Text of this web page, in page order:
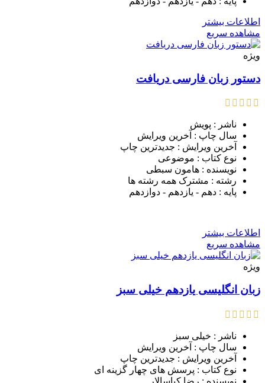
اطلاعات بیشتر
مشاهده سریع
ویژه
دستور زبان فارسی دریافت
ناشر : پویش
سال چاپ : آخرین ویرایش
آخرین ویرایش : جدیدترین چاپ
نوع کتاب : موضوعی
نویسنده : هامون سبطی
رشته : مشترک همه رشته ها
پایه : دهم - یازدهم - دوازدهم
اطلاعات بیشتر
مشاهده سریع
ویژه
زبان انگلیسی یازدهم خیلی سبز
ناشر : خیلی سبز
سال چاپ : آخرین ویرایش
آخرین ویرایش : جدیدترین چاپ
نوع کتاب : پرسش های چهار گزینه ای
نویسنده : رضا کیاسالار